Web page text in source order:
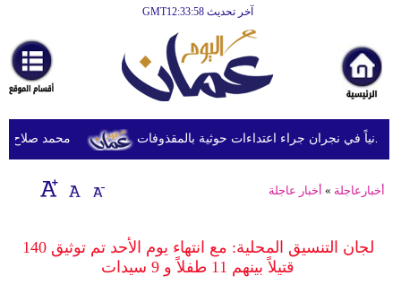
آخر تحديث GMT12:33:58
أخبارعاجلة
رياضة
ثقافة
إقتصاد
وموسيقى
محمد صلاح يصل
أخبارعاجلة » أخبار عاجلة
لجان التنسيق المحلية: مع انتهاء يوم الأحد تم توثيق 140
قتيلاً بينهم 11 طفلاً و 9 سيدات